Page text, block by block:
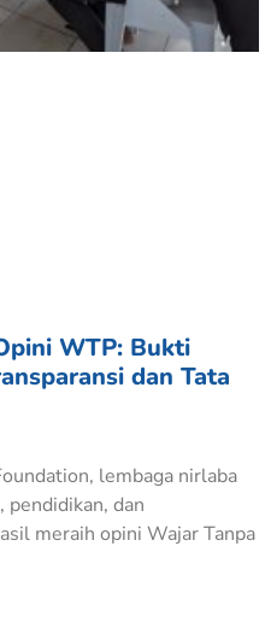
WTP: Bukti
dan Tata
lembaga nirlaba
pendidikan, dan
meraih opini Wajar Tanpa